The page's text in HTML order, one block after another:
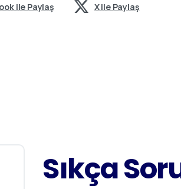
ile Paylaş X ile Paylaş
Sıkça